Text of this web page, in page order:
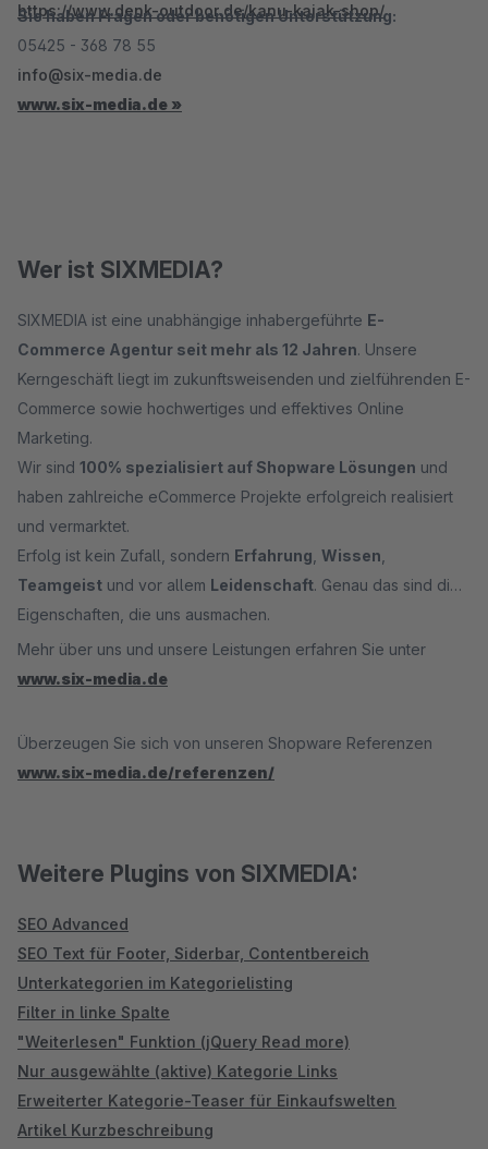
https://www.denk-outdoor.de/kanu-kajak-shop/
Sie haben Fragen oder benötigen Unterstützung:
05425 - 368 78 55
info@six-media.de
www.six-media.de »
Wer ist SIXMEDIA?
SIXMEDIA ist eine unabhängige inhabergeführte E-
Commerce Agentur seit mehr als 12 Jahren. Unsere
Kerngeschäft liegt im zukunftsweisenden und zielführenden E-
Commerce sowie hochwertiges und effektives Online
Marketing.
Wir sind 100% spezialisiert auf Shopware Lösungen und
haben zahlreiche eCommerce Projekte erfolgreich realisiert
und vermarktet.
Erfolg ist kein Zufall, sondern Erfahrung Wissen
Teamgeist und vor allem Leidenschaft. Genau das sind die
Eigenschaften, die uns ausmachen.
Mehr über uns und unsere Leistungen erfahren Sie unter
www.six-media.de
Überzeugen Sie sich von unseren Shopware Referenzen
www.six-media.de/referenzen/
Weitere Plugins von SIXMEDIA:
SEO Advanced
SEO Text für Footer, Siderbar, Contentbereich
Unterkategorien im Kategorielisting
Filter in linke Spalte
"Weiterlesen" Funktion (jQuery Read more)
Nur ausgewählte (aktive) Kategorie Links
Erweiterter Kategorie-Teaser für Einkaufswelten
Artikel Kurzbeschreibung